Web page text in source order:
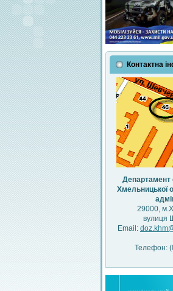
Контактна
Департамент
Хмельницької
29000,
вулиця
Email:
Телефон: